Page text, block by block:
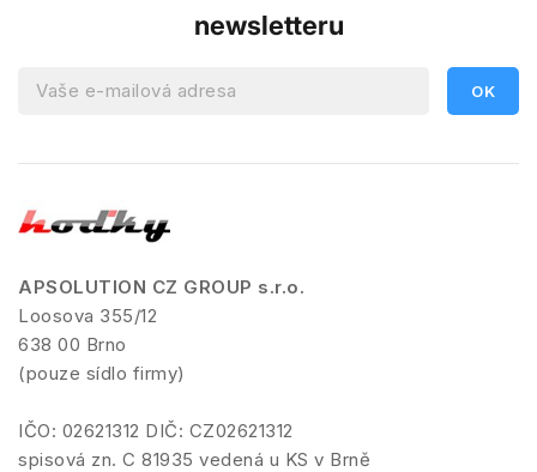
newsletteru
APSOLUTION CZ GROUP s.r.o.
Loosova 355/12
638 00 Brno
(pouze sídlo firmy)
IČO: 02621312 DIČ: CZ02621312
spisová zn. C 81935 vedená u KS v Brně